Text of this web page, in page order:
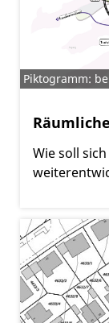
Piktogramm:
Wie soll